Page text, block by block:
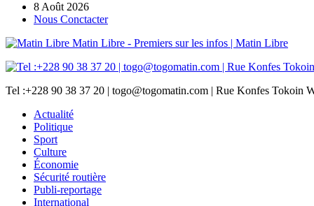
8 Août 2026
Nous Conctacter
Matin Libre - Premiers sur les infos | Matin Libre
Tel :+228 90 38 37 20 | togo@togomatin.com | Rue Konfes Tokoin
Actualité
Politique
Sport
Culture
Économie
Sécurité routière
Publi-reportage
International